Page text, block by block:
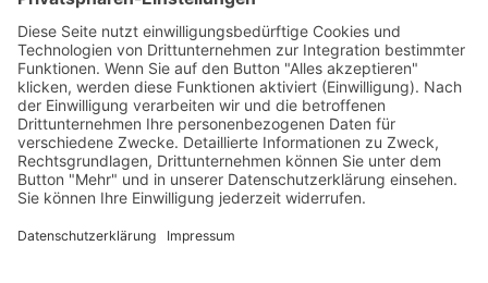
Zahnärzte Potsdam
Zahnarzt Suche
Notdienste Potsdam
Zahnarzt Notdienst
Wussten Sie schon?